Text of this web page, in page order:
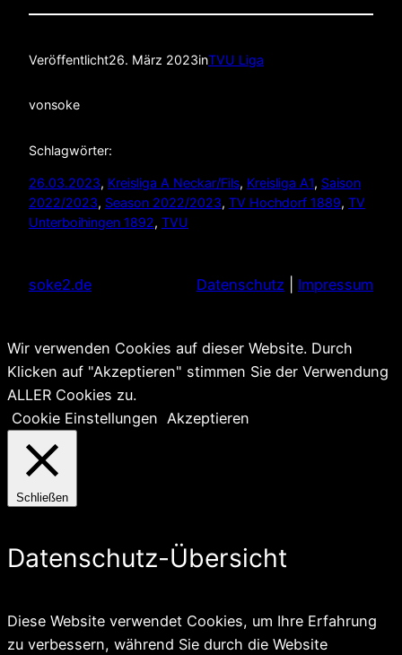
Veröffentlicht26. März 2023inTVU Liga
vonsoke
Schlagwörter:
26.03.2023, Kreisliga A Neckar/Fils, Kreisliga A1, Saison
2022/2023, Season 2022/2023, TV Hochdorf 1889, TV
Unterboihingen 1892, TVU
soke2.de Datenschutz Impressum
Wir verwenden Cookies auf dieser Website. Durch
Klicken auf "Akzeptieren" stimmen Sie der Verwendung
ALLER Cookies zu.
Cookie Einstellungen Akzeptieren
Schließen
Datenschutz-Übersicht
Diese Website verwendet Cookies, um Ihre Erfahrung
zu verbessern, während Sie durch die Website